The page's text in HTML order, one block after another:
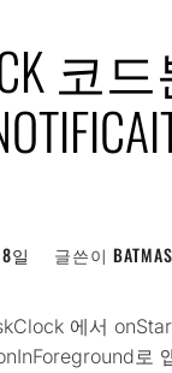
코
일 글쓴이
에서
로